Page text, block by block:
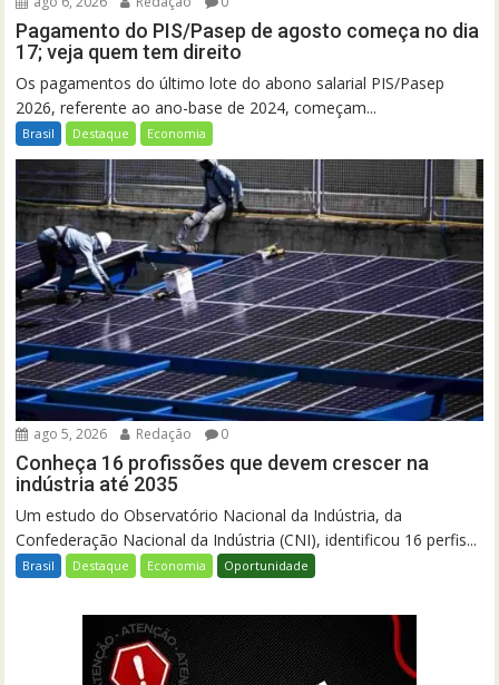
Pagamento do PIS/Pasep de agosto começa no dia
17; veja quem tem direito
Os pagamentos do último lote do abono salarial PIS/Pasep
2026, referente ao ano-base de 2024, começam...
Brasil Destaque Economia
ago 5, 2026 Redação 0
Conheça 16 profissões que devem crescer na
indústria até 2035
Um estudo do Observatório Nacional da Indústria, da
Confederação Nacional da Indústria (CNI), identificou 16 perfis...
Brasil Destaque Economia Oportunidade